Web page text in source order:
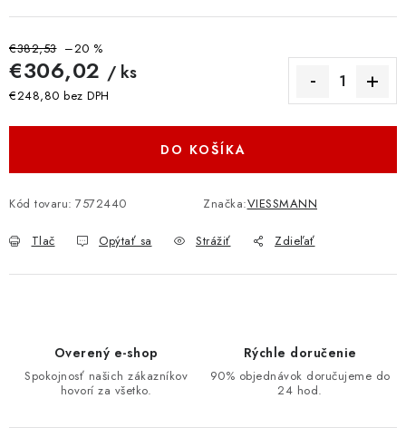
€382,53 –20 %
€306,02 / ks
€248,80 bez DPH
DO KOŠÍKA
Kód tovaru: 7572440 Značka:VIESSMANN
Tlač Opýtať sa Strážiť Zdieľať
Overený e-shop
Spokojnosť našich zákazníkov
hovorí za všetko.
Rýchle doručenie
90% objednávok doručujeme do
24 hod.